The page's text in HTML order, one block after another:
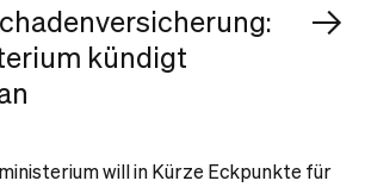
kündigt
will in Kürze Eckpunkte für